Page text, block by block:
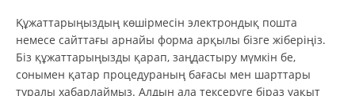
Құжаттарыңыздың көшірмесін электрондық пошта
немесе сайттағы арнайы форма арқылы бізге жіберіңіз.
Біз құжаттарыңызды қарап, заңдастыру мүмкін бе,
сонымен қатар процедураның бағасы мен шарттары
туралы хабарлаймыз. Алдын ала тексеруге біраз уақыт